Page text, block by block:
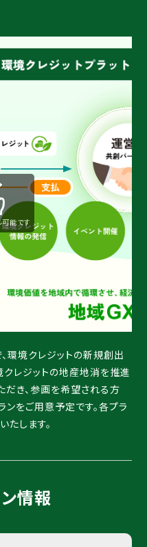
能です
環境クレジットの新規創出
クレジットの地産地消を推進
だき、参画を希望される方
ンをご用意予定です。各プラ
します。
情報